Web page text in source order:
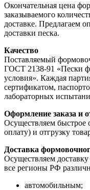
Окончательная цена
заказываемого
доставке. Предлагаем
доставки песка.
Качество
Поставляемый
ГОСТ 2138-91 «Пески
условия». Каждая
сертификатом,
лабораторных
Оформление заказа и
Осуществляем быстрое
оплату) и отгрузку
Доставка
Осуществляем
все регионы РФ
автомобильным;